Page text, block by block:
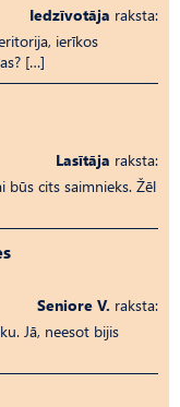
Iedzīvotāja raksta:
ierīkos
[…]
Lasītāja raksta:
būs cits saimnieks. Žēl
Seniore V. raksta:
Jā, neesot bijis